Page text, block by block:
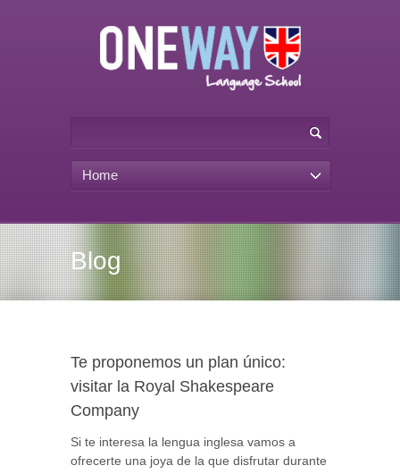
Home
Blog
Te proponemos un plan único:
visitar la Royal Shakespeare
Company
Si te interesa la lengua inglesa vamos a
ofrecerte una joya de la que disfrutar durante